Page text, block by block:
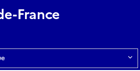
France